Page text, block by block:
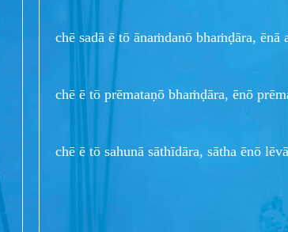
chē sadā ē tō ānaṁdanō bhaṁḍāra,
chē ē tō prēmataṇō bhaṁḍāra, ēnō
chē ē tō sahunā sāthīdāra, sātha ēnō